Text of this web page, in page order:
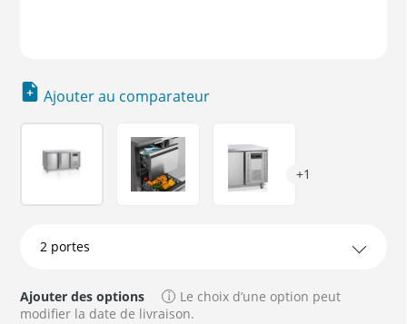
Ajouter au comparateur
+1
Ajouter des options
Le choix d’une option peut
modifier la date de livraison.